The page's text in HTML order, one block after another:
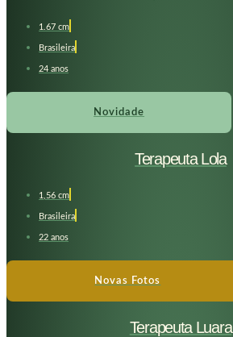
1.67 cm
Brasileira
24 anos
Novidade
Terapeuta Lola
1,56 cm
Brasileira
22 anos
Novas Fotos
Terapeuta Luara